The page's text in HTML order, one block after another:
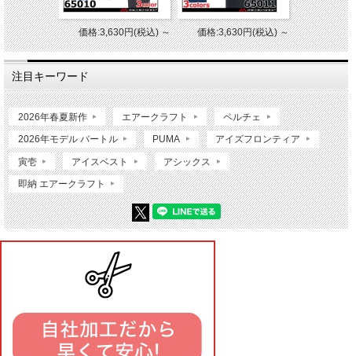
価格:3,630円(税込)～ 価格:3,630円(税込)～
注目キーワード
2026年春夏新作 エアークラフト ペルチェ
2026年モデル バートル PUMA アイズフロンティア
寅壱 アイスベスト アシックス
即納 エアークラフト